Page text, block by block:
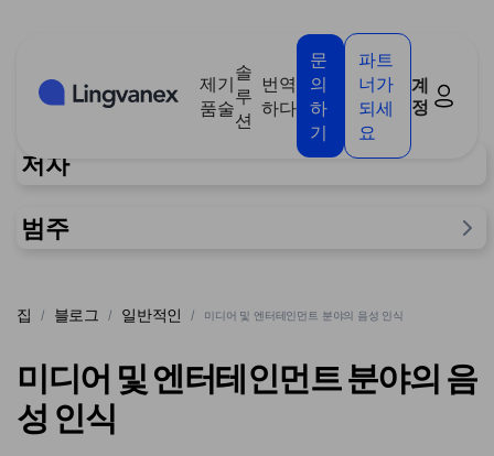
제
품
기
술
솔
루
션
번역
하다
문
의
하
기
파트
너가
되세
요
계
정
저자
범주
연구
사람들을 위해
사례
집 / 블로그 / 일반적인 / 미디어 및 엔터테인먼트 분야의 음성 인식
미디어 및 엔터테인먼트 분야의 음
성 인식